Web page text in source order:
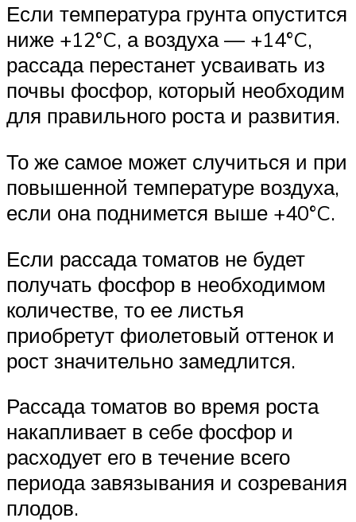
Если температура грунта опустится
ниже +12°C, а воздуха — +14°C,
рассада перестанет усваивать из
почвы фосфор, который необходим
для правильного роста и развития.
То же самое может случиться и при
повышенной температуре воздуха,
если она поднимется выше +40°C.
Если рассада томатов не будет
получать фосфор в необходимом
количестве, то ее листья
приобретут фиолетовый оттенок и
рост значительно замедлится.
Рассада томатов во время роста
накапливает в себе фосфор и
расходует его в течение всего
периода завязывания и созревания
плодов.